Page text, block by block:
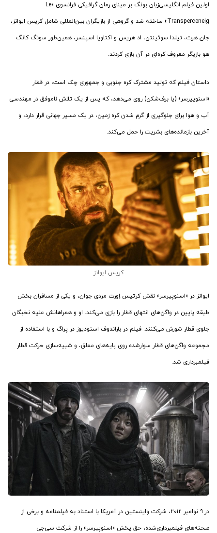
اولین فیلم انگلیسی‌زبان بونگ بر مبنای رمان گرافیکی فرانسوی «Le
Transperceneig» ساخته شد و گروهی از بازیگران بین‌المللی شامل کریس ایوانز،
جان هرت، تیلدا سوئینتن، اد هریس و اکتاویا اسپنسر، همین‌طور سونگ کانگ
هو بازیگر معروف کره‌ای در آن بازی کردند.
داستان فیلم که تولید مشترک کره جنوبی و جمهوری چک است، در قطار
«اسنوپیرسر» (یا برف‌شکن) روی می‌دهد، که پس از یک تلاش ناموفق در مهندسی
آب و هوا برای جلوگیری از گرم شدن کره زمین، در یک مسیر جهانی قرار دارد، و
آخرین بازمانده‌های بشریت را حمل می‌کند.
کریس ایوانز
ایوانز در «اسنوپیرسر» نقش کرتیس اِورت مردی جوان، و یکی از مسافران بخش
طبقه پایین در واگن‌های انتهای قطار را بازی می‌کند. او و همراهانش علیه نخبگان
جلوی قطار شورش می‌کنند. فیلم در باراندوف استودیوز در پراگ و با استفاده از
مجموعه واگن‌های قطار سوارشده روی پایه‌های معلق، و شبیه‌سازی حرکت قطار
فیلمبرداری شد.
در ۹ نوامبر ۲۰۱۲، شرکت واینستین در آمریکا با استناد به فیلمنامه و برخی از
صحنه‌های فیلمبرداری‌شده، حق پخش «اسنوپیرسر» را از شرکت سی‌جی